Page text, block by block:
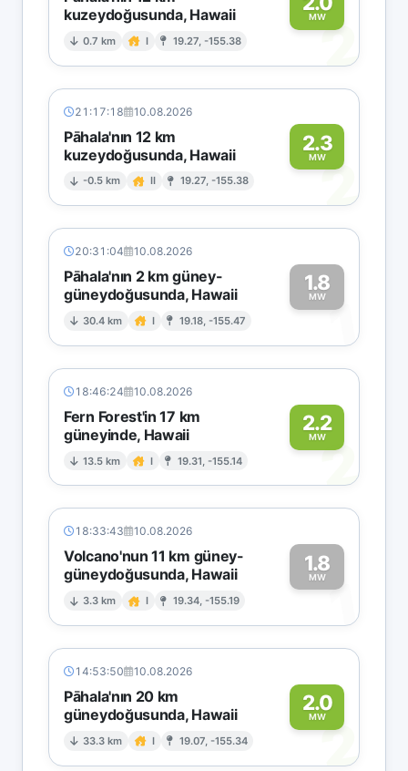
kuzeydoğusunda, Hawaii
0.7 km I 19.27, -155.38
MW2
21:17:18 10.08.2026
Pāhala'nın 12 km
kuzeydoğusunda, Hawaii
-0.5 km II 19.27, -155.38
2.3
MW2
20:31:04 10.08.2026
Pāhala'nın 2 km güney-
güneydoğusunda, Hawaii
30.4 km I 19.18, -155.47
1.8
MW1
18:46:24 10.08.2026
Fern Forest'in 17 km
güneyinde, Hawaii
13.5 km I 19.31, -155.14
2.2
MW2
18:33:43 10.08.2026
Volcano'nun 11 km güney-
güneydoğusunda, Hawaii
3.3 km I 19.34, -155.19
1.8
MW1
14:53:50 10.08.2026
Pāhala'nın 20 km
güneydoğusunda, Hawaii
33.3 km I 19.07, -155.34
2.0
MW2